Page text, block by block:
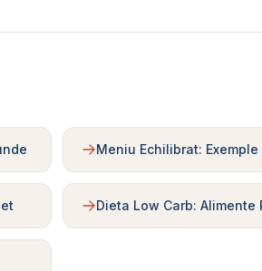
Meniu Echilibrat:
Dieta Low Carb: Alimente